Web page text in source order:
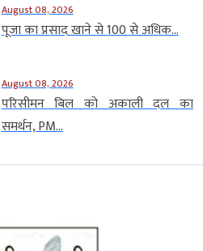
August 08, 2026
पूजा का प्रसाद खाने से 100 से अधिक...
August 08, 2026
परिसीमन बिल को अकाली दल का
समर्थन, PM...